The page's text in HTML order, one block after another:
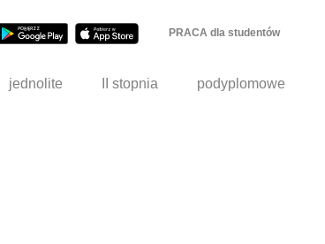
PRACA dla studentów
jednolite II stopnia podyplomowe